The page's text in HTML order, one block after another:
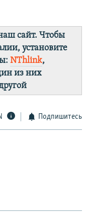
сайт. Чтобы
установите
NThlink,
из них
Подпишитесь